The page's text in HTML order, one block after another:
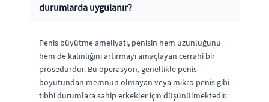
durumlarda uygulanır?
Penis büyütme ameliyatı, penisin hem uzunluğunu
hem de kalınlığını artırmayı amaçlayan cerrahi bir
prosedürdür. Bu operasyon, genellikle penis
boyutundan memnun olmayan veya mikro penis gibi
tıbbi durumlara sahip erkekler için düşünülmektedir.